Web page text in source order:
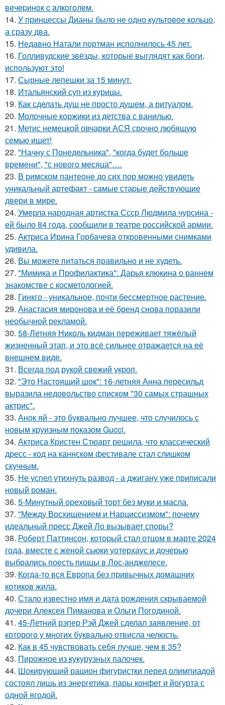
вeчepинoк c aлкoгoлeм.
14. У принцессы Дианы было не одно культовое кольцо,
а сразу два.
15. Недавно Натали портман исполнилось 45 лет.
16. Голливудские звёзды, которые выглядят как боги,
используют это!
17. Сырные лепешки за 15 минут.
18. Итальянский суп из курицы.
19. Как сделать душ не просто душем, а ритуалом.
20. Молочные коржики из детства с ванилью.
21. Метис немецкой овчарки АСЯ срочно любящую
семью ищет!
22. "Начну с Понедельника", "когда будет больше
времени", "с нового месяца"….
23. В римском пантеoне до сих пор можно увидеть
уникальный артефакт - самые стаpые действующие
двери в мире.
24. Умерла народная артистка Ссср Людмила чурсина -
ей было 84 года, сообщили в театре российской армии.
25. Актриса Ирина Горбачева откровенными снимками
удивила.
26. Вы можете питаться правильно и не худеть.
27. "Мимика и Профилактика": Дарья клюкина о раннем
знакомстве с косметологией.
28. Гинкго - уникальное, почти бессмертное растение.
29. Анастасия миронова и её бренд снова поразили
необычной рекламой.
30. 58-Летняя Николь кидман переживает тяжёлый
жизненный этап, и это всё сильнее отражается на её
внешнем виде.
31. Всегда под рукой свежий укроп.
32. "Это Настоящий шок": 16-летняя Анна пересильд
выразила недовольство списком "30 самых страшных
актрис".
33. Анок яй - это буквально лучшее, что случилось с
новым круизным показом Gucci.
34. Актриса Кристен Стюарт решила, что классический
дресс - код на каннском фестивале стал слишком
скучным.
35. Не успел утихнуть развод - а джигану уже приписали
новый роман.
36. 5-Минутный ореховый торт без муки и масла.
37. "Между Восхищением и Нарциссизмом": почему
идеальный пресс Джей Ло вызывает споры?
38. Роберт Паттинсон, который стал отцом в марте 2024
года, вместе с женой сьюки уотерхаус и дочерью
выбрались поесть пиццы в Лос-анджелесе.
39. Когда-то вся Европа без привычных домашних
котиков жила.
40. Стало известно имя и дата рождения скрываемой
дочери Алексея Пиманова и Ольги Погодиной.
41. 45-Летний рэпер Рэй Джей сделал заявление, от
которого у многих буквально отвисла челюсть.
42. Как в 45 чувствовать себя лучше, чем в 35?
43. Пирожное из кукурузных палочек.
44. Шокирующий рацион фигуристки перед олимпиадой
состоял лишь из энергетика, пары конфет и йогурта с
одной ягодой.